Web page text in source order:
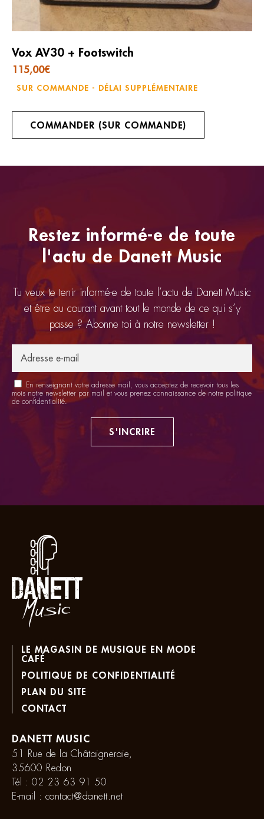
Vox AV30 + Footswitch
115,00€
SUR COMMANDE - DÉLAI SUPPLÉMENTAIRE
COMMANDER (SUR COMMANDE)
Restez informé-e de toute
l'actu de Danett Music
Tu veux te tenir informé-e de toute l’actu de Danett Music
et être au courant avant tout le monde de ce qui s’y
passe ? Abonne toi à notre newsletter !
En renseignant votre adresse mail, vous acceptez de recevoir tous les
mois notre newsletter par mail et vous prenez connaissance de notre politique
de confidentialité.
S'INCRIRE
LE MAGASIN DE MUSIQUE EN MODE
CAFÉ
POLITIQUE DE CONFIDENTIALITÉ
PLAN DU SITE
CONTACT
DANETT MUSIC
51 Rue de la Châtaigneraie,
35600 Redon
Tél : 02 23 63 91 50
E-mail : contact@danett.net